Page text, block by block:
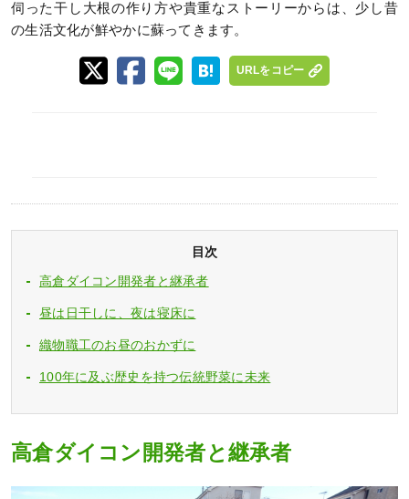
伺った干し大根の作り方や貴重なストーリーからは、少し昔
の生活文化が鮮やかに蘇ってきます。
URLをコピー
目次
高倉ダイコン開発者と継承者
昼は日干しに、夜は寝床に
織物職工のお昼のおかずに
100年に及ぶ歴史を持つ伝統野菜に未来
高倉ダイコン開発者と継承者